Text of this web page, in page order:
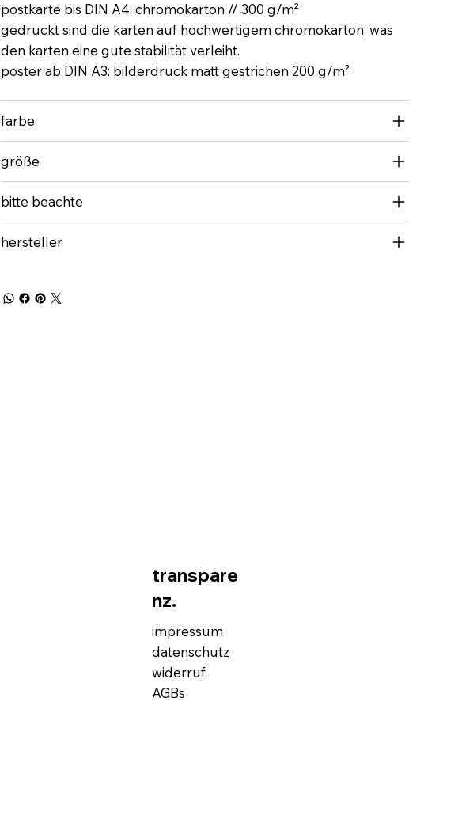
postkarte bis DIN A4: chromokarton // 300 g/m²
gedruckt sind die karten auf hochwertigem chromokarton, was
den karten eine gute stabilität verleiht.
poster ab DIN A3: bilderdruck matt gestrichen 200 g/m²
farbe
größe
bitte beachte
hersteller
transpare
nz.
impressum
datenschutz
widerruf
AGBs